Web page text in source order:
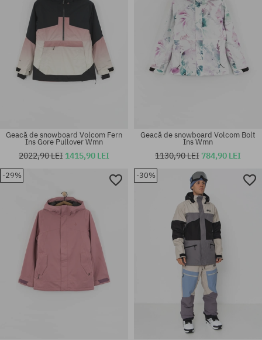
Mărimi existente:
Mărimi existente:
Geacă de snowboard Volcom Fern
Ins Gore Pullover Wmn
2022,90 LEI 1415,90 LEI
Geacă de snowboard Volcom Bolt
Ins Wmn
1130,90 LEI 784,90 LEI
-29% -30%